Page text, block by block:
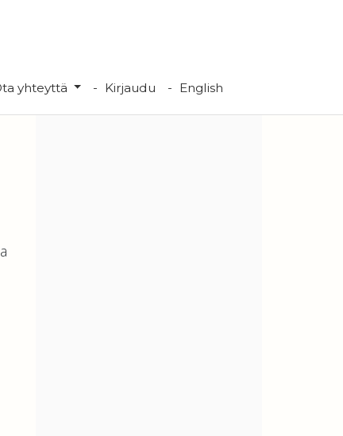
yhteyttä Kirjaudu English